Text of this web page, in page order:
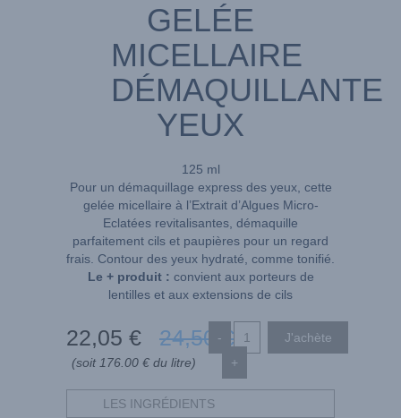
GELÉE
MICELLAIRE
DÉMAQUILLANTE
YEUX
125 ml
Pour un démaquillage express des yeux, cette
gelée micellaire à l’Extrait d’Algues Micro-
Eclatées revitalisantes, démaquille
parfaitement cils et paupières pour un regard
frais. Contour des yeux hydraté, comme tonifié.
Le + produit : convient aux porteurs de
lentilles et aux extensions de cils
22,05 € 24,50 €
(soit 176.00 € du litre)
-
+
LES INGRÉDIENTS